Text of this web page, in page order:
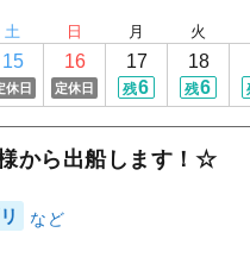
土
15
休日
日
16
定休日
月
17
残6
火
18
残6
から出船します！☆